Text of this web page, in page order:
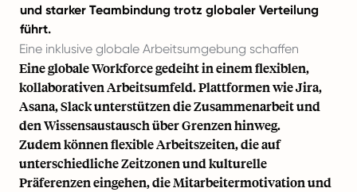
und starker Teambindung trotz globaler Verteilung
führt.
Eine inklusive globale Arbeitsumgebung schaffen
Eine globale Workforce gedeiht in einem flexiblen,
kollaborativen Arbeitsumfeld. Plattformen wie Jira,
Asana, Slack unterstützen die Zusammenarbeit und
den Wissensaustausch über Grenzen hinweg.
Zudem können flexible Arbeitszeiten, die auf
unterschiedliche Zeitzonen und kulturelle
Präferenzen eingehen, die Mitarbeitermotivation und